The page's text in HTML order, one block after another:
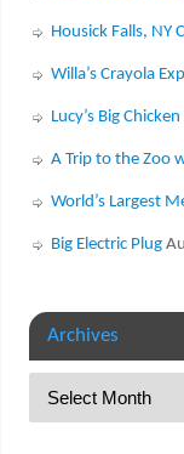
Housick Falls, NY
Willa’s Crayola
Lucy’s Big Chicken
A Trip to the Zoo
World’s Largest
Big Electric Plug
Archives